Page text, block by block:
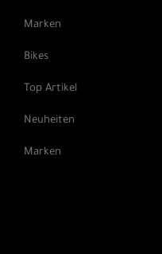
Marken
Bikes
Top Artikel
Neuheiten
Marken